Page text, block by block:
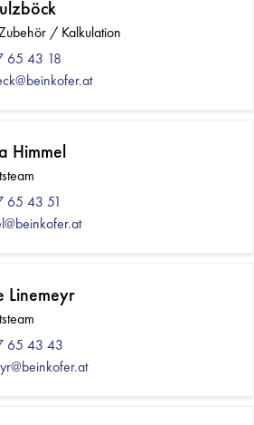
/ Kalkulation
65 43 18
Himmel
65 43 51
Linemeyr
65 43 43